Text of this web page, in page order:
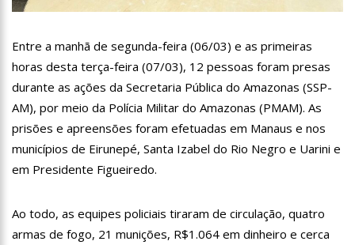
13:07 Greve de ônibus é suspensa a pedido do prefeito de
12:55 PIB do Japão registra crescimento pela primeira vez em 3
12:49
Anitta diz que ficou dez meses sem sexo e revela como se
sentiu
12:37 Agenor Tupinambá fala sobre namoro com Lucas: “Não
houve traição”
12:23 Influenciadora e ex são encontrados mortos em carro no
interior de SP
14:52 Procon-AM orienta população que Lei do Troco é válida e
deve ser respeitada
Entre a manhã de segunda-feira (06/03) e as primeiras
horas desta terça-feira (07/03), 12 pessoas foram presas
durante as ações da Secretaria Pública do Amazonas (SSP-
AM), por meio da Polícia Militar do Amazonas (PMAM). As
prisões e apreensões foram efetuadas em Manaus e nos
municípios de Eirunepé, Santa Izabel do Rio Negro e Uarini e
em Presidente Figueiredo.
Ao todo, as equipes policiais tiraram de circulação, quatro
armas de fogo, 21 munições, R$1.064 em dinheiro e cerca